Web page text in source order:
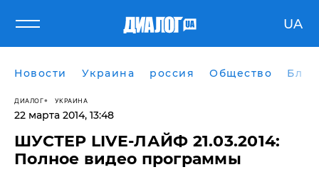
UA
Новости Украина россия Общество
ДИАЛОГ УКРАИНА
22 марта 2014, 13:48
ШУСТЕР LIVE-ЛАЙФ 21.03.2014:
Полное видео программы